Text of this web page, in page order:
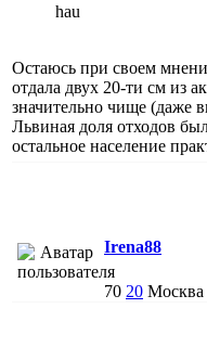
hau
Остаюсь при своем
отдала двух 20-ти см из
значительно чище (даже
Львиная доля отходов
остальное население
Irena88
70 20 Москва